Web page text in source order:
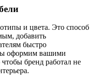
и цвета. Это способ
добавить
быстро
оформим вашими
бренд работал не